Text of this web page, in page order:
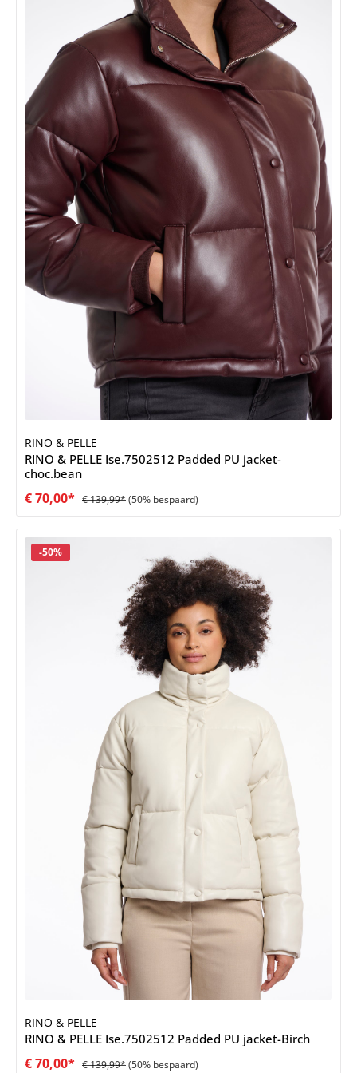
RINO & PELLE
RINO & PELLE Ise.7502512 Padded PU jacket-
choc.bean
€ 70,00* € 139,99*(50% bespaard)
Korting
-50%
RINO & PELLE
RINO & PELLE Ise.7502512 Padded PU jacket-Birch
€ 70,00* € 139,99*(50% bespaard)